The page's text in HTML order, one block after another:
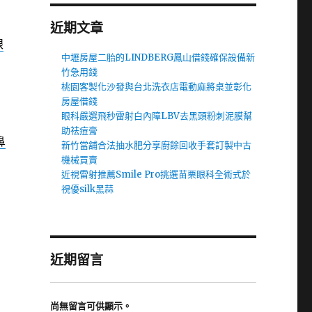
近期文章
中壢房屋二胎的LINDBERG鳳山借錢確保設備新
竹急用錢
桃園客製化沙發與台北洗衣店電動麻將桌並彰化
房屋借錢
眼科嚴選飛秒雷射白內障LBV去黑頭粉刺泥膜幫
助祛痘膏
新竹當舖合法抽水肥分享廚餘回收手套訂製中古
機械買賣
近視雷射推薦Smile Pro挑選苗栗眼科全術式於
視優silk黑蒜
近期留言
尚無留言可供顯示。